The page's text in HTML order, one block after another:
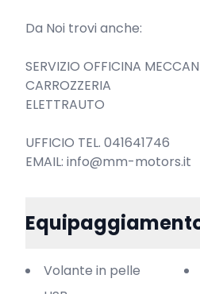
Da Noi trovi anche:
SERVIZIO OFFICINA
CARROZZERIA
ELETTRAUTO
UFFICIO TEL. 041641746
EMAIL: info@mm-motors.it
Volante in pelle